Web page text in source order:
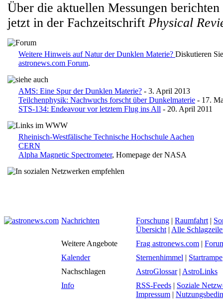
Über die aktuellen Messungen
jetzt in der Fachzeitschrift Physical
Weitere Hinweis auf Natur der Dunklen Materie? Diskutieren
astronews.com Forum.
AMS: Eine Spur der Dunklen Materie? - 3. April 2013
Teilchenphysik: Nachwuchs forscht über Dunkelmaterie - 17.
STS-134: Endeavour vor letztem Flug ins All - 20. April 2011
Rheinisch-Westfälische Technische Hochschule Aachen
CERN
Alpha Magnetic Spectrometer, Homepage der NASA
Nachrichten Forschung | Raumfahrt |
Übersicht | Alle
Weitere Angebote
Frag astronews.com |
Kalender
Sternenhimmel | Startrampe
Nachschlagen
AstroGlossar| AstroLinks
Info
RSS-Feeds | Soziale
Impressum |